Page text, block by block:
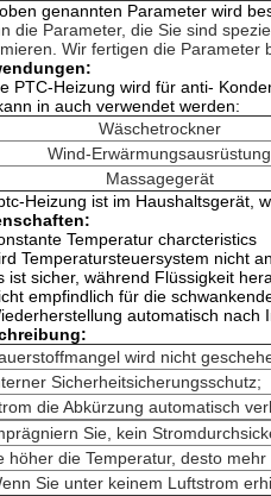
genannten Parameter wird
die Parameter, die Sie sind
Wir fertigen die Parameter
PTC-Heizung wird für anti-
in auch verwendet werden:
Wäschetrockner
Wind-Erwärmungsausrüstung
Massagegerät
Heizung ist im Haushaltsgerät,
Temperatur charcteristics
Temperatursteuersystem nicht
ist sicher, während Flüssigkeit
empfindlich für die
automatisch nach
wird nicht
Sicherheitsicherungsschutz;
die Abkürzung automatisch
Sie, kein
höher die Temperatur, desto
Sie unter keinem Luftstrom